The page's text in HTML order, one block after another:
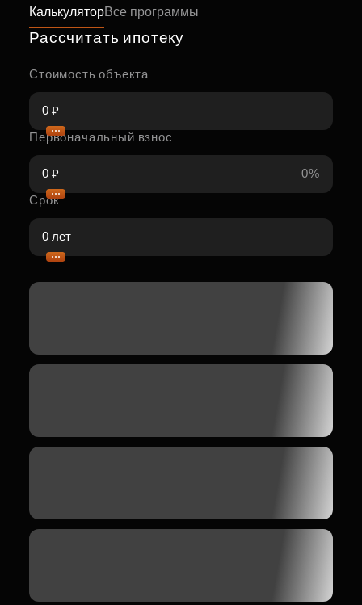
КалькуляторВсе программы
Рассчитать ипотеку
Стоимость объекта
Первоначальный взнос
0%
Срок